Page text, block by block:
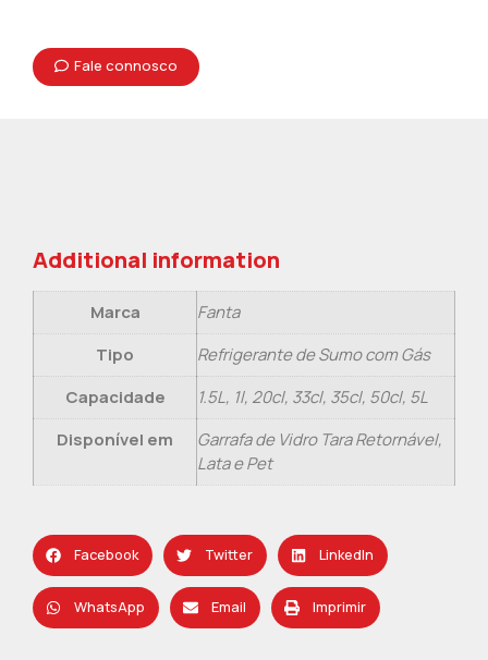
Fale connosco
Additional information
Marca
Fanta
Tipo
Refrigerante de Sumo com Gás
Capacidade
1.5L, 1l, 20cl, 33cl, 35cl, 50cl, 5L
Disponível em
Garrafa de Vidro Tara Retornável,
Lata e Pet
Facebook Twitter LinkedIn
WhatsApp Email Imprimir